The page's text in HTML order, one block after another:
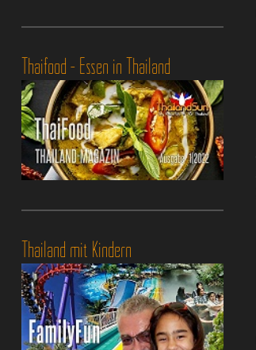
Thaifood - Essen in Thailand
Thailand mit Kindern